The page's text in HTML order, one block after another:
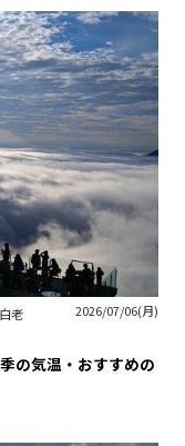
老
2026/07/06(月)
の気温・おすすめの